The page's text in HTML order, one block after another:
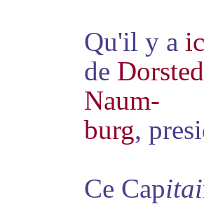
Qu'il y a
de
Naum-
burg,
Ce Capitai